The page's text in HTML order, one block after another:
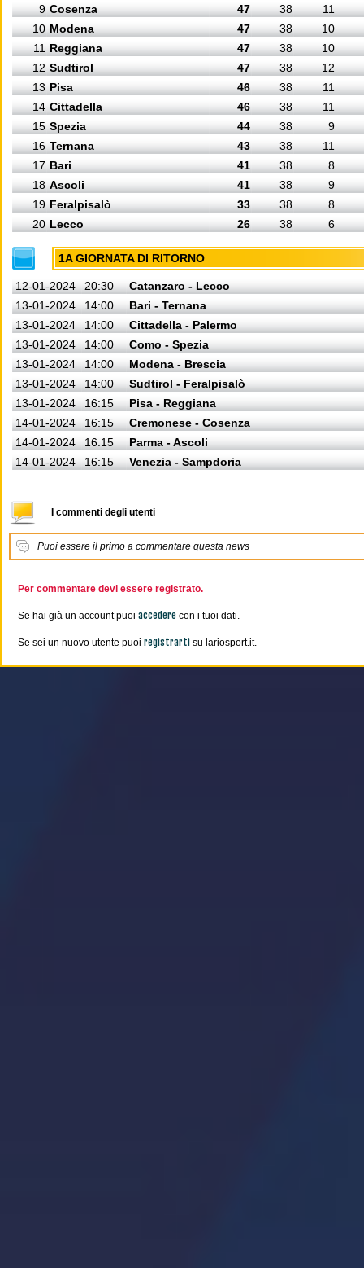
9 Cosenza 47 38
11
10 Modena 47 38
10
11 Reggiana 47 38
10
12 Sudtirol 47 38
12
13 Pisa 46 38
11
14 Cittadella 46 38
11
15 Spezia 44 38
9
16 Ternana 43 38
11
17 Bari 41 38
8
18 Ascoli 41 38
9
19 Feralpisalò 33 38
8
20 Lecco 26 38 6
1A GIORNATA DI RITORNO
12-01-2024 20:30
Catanzaro - Lecco
13-01-2024
14:00
Bari - Ternana
13-01-2024
14:00
Cittadella - Palermo
13-01-2024
14:00
Como - Spezia
13-01-2024
14:00
Modena - Brescia
13-01-2024
14:00
Sudtirol - Feralpisalò
13-01-2024
16:15
Pisa - Reggiana
14-01-2024
16:15
Cremonese - Cosenza
14-01-2024
16:15
Parma - Ascoli
14-01-2024
16:15 Venezia - Sampdoria
I commenti degli utenti
Puoi essere il primo a commentare questa news
Per commentare devi essere registrato.
Se hai già un account puoi accedere con i tuoi dati.
Se sei un nuovo utente puoi registrarti su lariosport.it.